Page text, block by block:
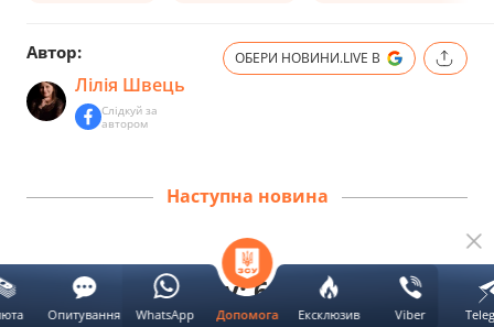
Автор:
Лілія Швець
Слідкуй за
автором
ОБЕРИ НОВИНИ.LIVE В
Наступна новина
Атака на Одесу: 6 людей
Допомога Ексклюзив Viber
Опитування WhatsApp